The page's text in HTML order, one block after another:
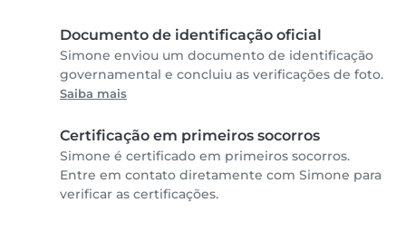
Documento de identificação oficial
Simone enviou um documento de identificação
governamental e concluiu as verificações de foto.
Saiba mais
Certificação em primeiros socorros
Simone é certificado em primeiros socorros.
Entre em contato diretamente com Simone para
verificar as certificações.